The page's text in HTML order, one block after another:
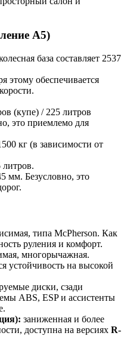
A5)
база составляет 2537
этому обеспечивается
(купе) / 225 литров
это приемлемо для
кг (в зависимости от
мм. Безусловно, это
типа McPherson. Как
руления и комфорт.
многорычажная.
устойчивость на высокой
диски, сзади
ABS, ESP и ассистенты
заниженная и более
доступна на версиях R-